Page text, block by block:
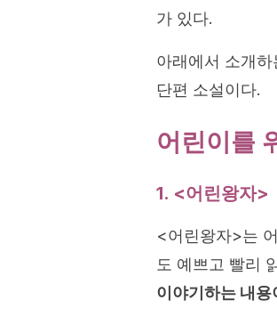
가 있다.
아래에서 소개
단편 소설이다.
어린이를
1. <어린왕자>
<어린왕자>는
도 예쁘고 빨리
이야기하는 내용